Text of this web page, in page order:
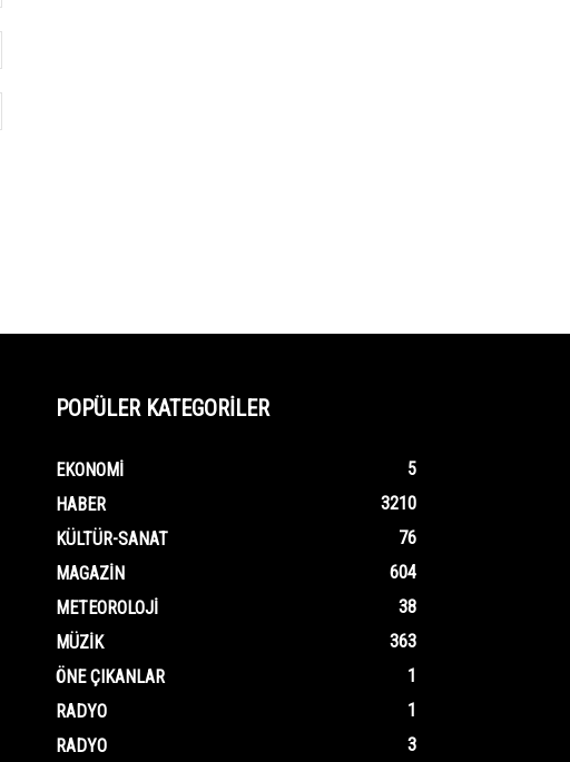
POPÜLER KATEGORİLER
EKONOMI
5
HABER
3210
KÜLTÜR-SANAT
76
MAGAZIN
604
METEOROLOJI
38
MÜZIK
363
ÖNE ÇIKANLAR
1
RADYO
1
RADYO
3